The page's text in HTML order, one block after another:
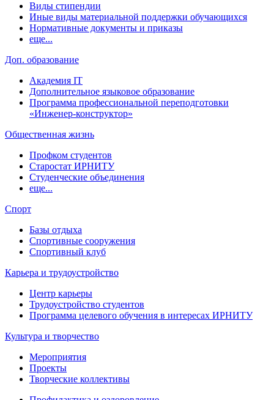
Виды стипендии
Иные виды материальной поддержки обучающихся
Нормативные документы и приказы
еще...
Доп. образование
Академия IT
Дополнительное языковое образование
Программа профессиональной переподготовки
«Инженер-конструктор»
Общественная жизнь
Профком студентов
Старостат ИРНИТУ
Студенческие объединения
еще...
Спорт
Базы отдыха
Спортивные сооружения
Спортивный клуб
Карьера и трудоустройство
Центр карьеры
Трудоустройство студентов
Программа целевого обучения в интересах ИРНИТУ
Культура и творчество
Мероприятия
Проекты
Творческие коллективы